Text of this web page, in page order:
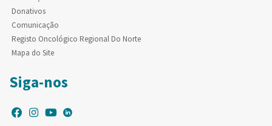
Donativos
Comunicação
Registo Oncológico Regional Do Norte
Mapa do Site
Siga-nos